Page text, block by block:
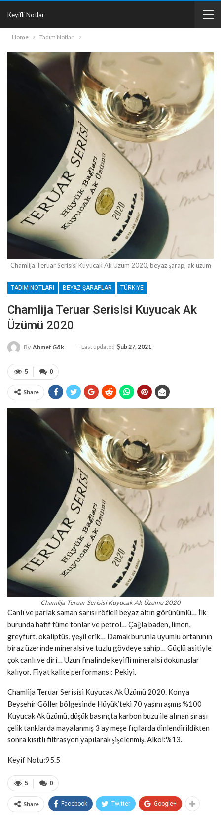
Keyifli Notlar
Home Tadım Notları
Chamlija Teruar Serisisi Kuyucak Ak Üzüm 2020, beyaz şarap, ak üzüm
TADIM NOTLARI BEYAZ ŞARAPLAR TÜRKIYE
Chamlija Teruar Serisisi Kuyucak Ak
Üzümü 2020
By Ahmet Gök Last updated Şub 27, 2021
0
5
Share
Chamlija Teruar Serisisi Kuyucak Ak Üzümü 2020
Canlı ve parlak saman sarısı röfleli beyaz altın görünümlü… İlk
burunda hafif füme tonlar ve petrol… Çağla baden, limon,
greyfurt, okaliptüs, yeşil erik… Damak burunla uyumlu ortanının
biraz üzerinde mineralsi ve tuzlu gövdeye sahip… Güçlü asitiyle
çok canlı ve diri… Uzun finalinde keyifli mineralsi dokunuşlar
kalıyor. Fiyat kalite performansı: Pekiyi.
Chamlija Teruar Serisisi Kuyucak Ak Üzümü 2020. Konya
Beyşehir Göller bölgesinde Hüyük’teki 70 yaşını aşmış %100
Kuyucak Ak üzümü, düşük basınçta karbon buzu ile alınan şırası
çelik tanklarda mayalanmış 3 ay meşe fıçılarda dinlendirildikten
sonra kısıtlı filtrasyon yapılarak şişelenmiş. Alkol:%13.
Keyif Notu:95.5
0
5
Share Facebook Twitter Google+